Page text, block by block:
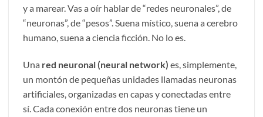
y a marear. Vas a oír hablar de “redes neuronales”, de
“neuronas”, de “pesos”. Suena místico, suena a cerebro
humano, suena a ciencia ficción. No lo es.
Una red neuronal (neural network) es, simplemente,
un montón de pequeñas unidades llamadas neuronas
artificiales, organizadas en capas y conectadas entre
sí. Cada conexión entre dos neuronas tiene un